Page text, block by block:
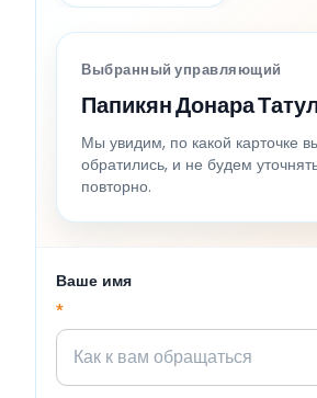
Выбранный управляющий
Папикян Донара
Мы увидим, по какой карточке
обратились, и не будем
повторно.
Ваше имя
*